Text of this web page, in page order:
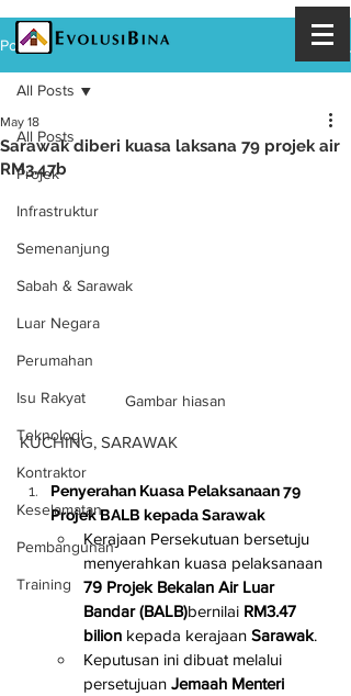
Post
All Posts
Projek
Infrastruktur
Semenanjung
Sabah & Sarawak
Luar Negara
Perumahan
Isu Rakyat
Teknologi
Kontraktor
Keselamatan
Pembangunan
Training
All Posts
Sarawak diberi kuasa laksana 79 projek air
RM3.47b
May 18
Gambar hiasan
KUCHING, SARAWAK
Penyerahan Kuasa Pelaksanaan 79
Projek BALB kepada Sarawak
Kerajaan Persekutuan bersetuju
menyerahkan kuasa pelaksanaan
79 Projek Bekalan Air Luar
Bandar (BALB)bernilai RM3.47
bilion kepada kerajaan Sarawak.
Keputusan ini dibuat melalui
persetujuan Jemaah Menteri